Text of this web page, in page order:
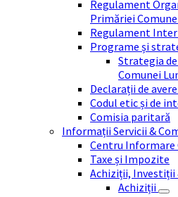
Regulament
Primăriei
Regulament
Programe și
Strategia
Comunei
Declarații de
Codul etic și de
Comisia paritară
Informații Servicii &
Centru Informare
Taxe și Impozite
Achiziții, Investiții
Achiziții